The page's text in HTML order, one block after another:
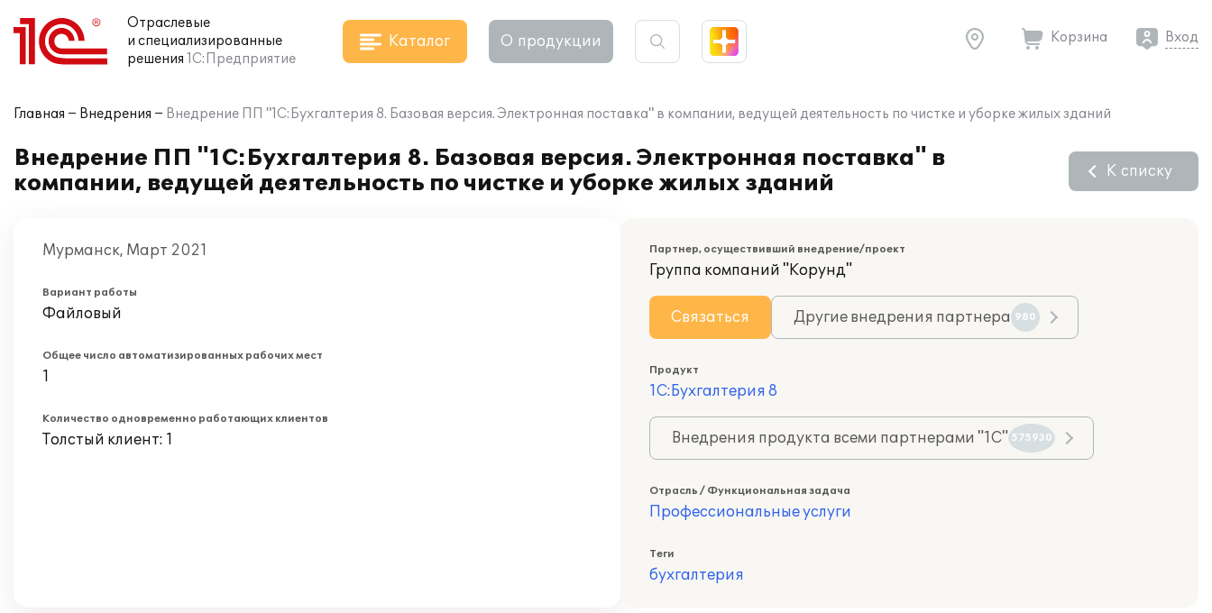
Отраслевые
и специализированные
решения 1С:Предприятие
Каталог О продукции Корзина Вход
Главная Внедрения Внедрение ПП "1С:Бухгалтерия 8. Базовая версия. Электронная поставка" в компании, ведущей деятельность по чистке и уборке жилых зданий
Внедрение ПП "1С:Бухгалтерия 8. Базовая версия. Электронная поставка" в
компании, ведущей деятельность по чистке и уборке жилых зданий
К списку
Мурманск, Март 2021
Вариант работы
Файловый
Общее число автоматизированных рабочих мест
1
Количество одновременно работающих клиентов
Толстый клиент: 1
Партнер, осуществивший внедрение/проект
Группа компаний "Корунд"
Связаться Другие внедрения партнера 980
Продукт
1С:Бухгалтерия 8
Внедрения продукта всеми партнерами "1С" 575930
Отрасль / Функциональная задача
Профессиональные услуги
Теги
бухгалтерия